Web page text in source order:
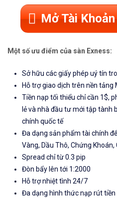
Mở Tài
Một số ưu điểm của sàn Exness:
Sở hữu các giấy phép uý tín
Hỗ trợ giao dịch trên nền tảng
Tiền nạp tối thiểu chỉ cần 1$,
lẻ và nhà đầu tư mới tập tành
chính quốc tế
Đa dạng sản phẩm tài chính
Vàng, Dầu Thô, Chứng Khoán,
Spread chỉ từ 0.3 pip
Đòn bẩy lên tới 1:2000
Hỗ trợ nhiệt tình 24/7
Đa dạng hình thức nạp rút tiền